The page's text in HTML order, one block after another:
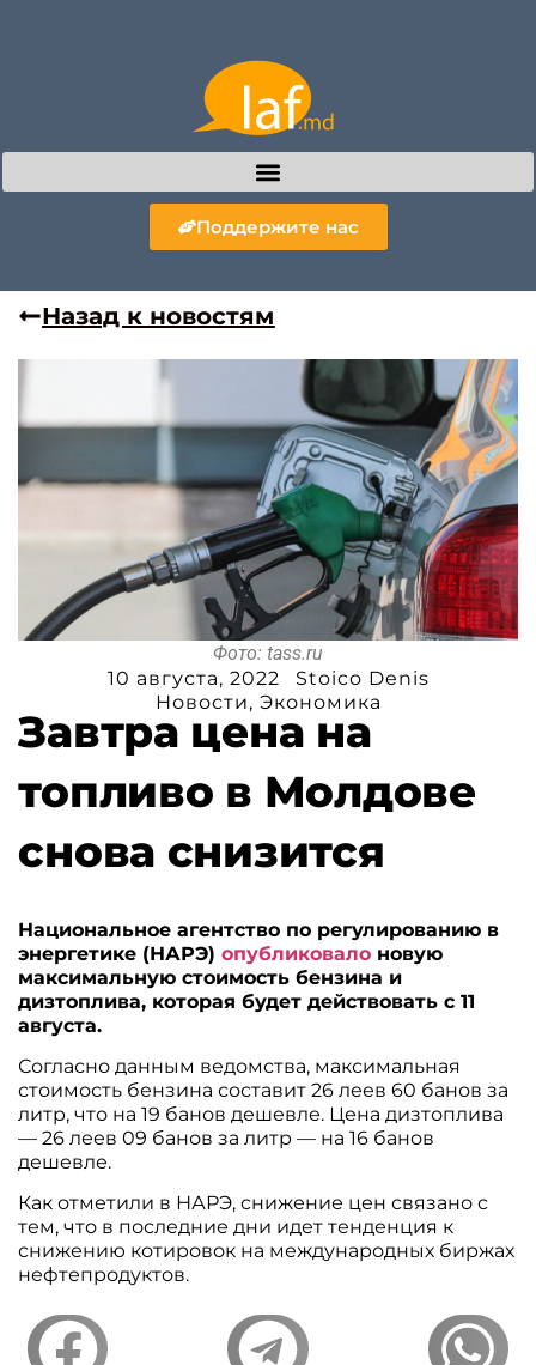
Поддержите нас
Назад к новостям
Фото: tass.ru
10 августа, 2022
Stoico Denis
Новости, Экономика
Завтра цена на
топливо в Молдове
снова снизится
Национальное агентство по регулированию в
энергетике (НАРЭ)опубликовало новую
максимальную стоимость бензина и
дизтоплива, которая будет действовать с 11
августа.
Согласно данным ведомства, максимальная
стоимость бензина составит 26 леев 60 банов за
литр, что на 19 банов дешевле. Цена дизтоплива
— 26 леев 09 банов за литр — на 16 банов
дешевле.
Как отметили в НАРЭ, снижение цен связано с
тем, что в последние дни идет тенденция к
снижению котировок на международных биржах
нефтепродуктов.